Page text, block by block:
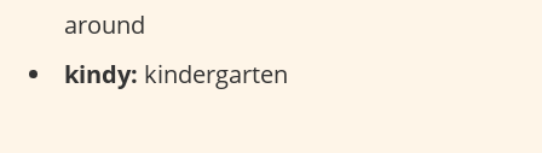
around
kindy: kindergarten